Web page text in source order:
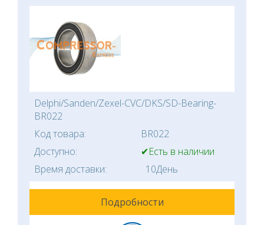
Delphi/Sanden/Zexel-CVC/DKS/SD-Bearing-
BR022
Код товара:
BR022
Доступно:
✔Есть в наличии
Время доставки:
10День
Подробности